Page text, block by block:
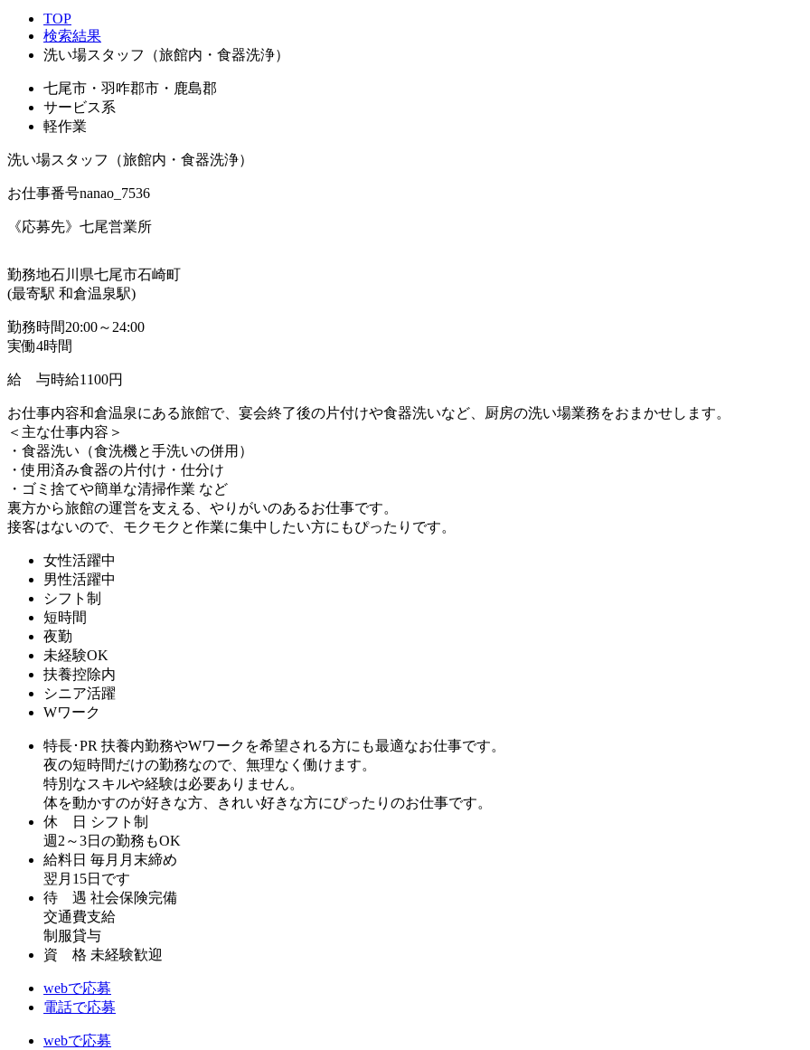
TOP
検索結果
洗い場スタッフ（旅館内・食器洗浄）
七尾市・羽咋郡市・鹿島郡
サービス系
軽作業
洗い場スタッフ（旅館内・食器洗浄）
お仕事番号nanao_7536
《応募先》七尾営業所
勤務地石川県七尾市石崎町
(最寄駅 和倉温泉駅)
勤務時間20:00～24:00
実働4時間
給 与時給1100円
お仕事内容和倉温泉にある旅館で、宴会終了後の片付けや食器洗いなど、厨房の洗い場業務をおまかせします。
＜主な仕事内容＞
・食器洗い（食洗機と手洗いの併用）
・使用済み食器の片付け・仕分け
・ゴミ捨てや簡単な清掃作業 など
裏方から旅館の運営を支える、やりがいのあるお仕事です。
接客はないので、モクモクと作業に集中したい方にもぴったりです。
女性活躍中
男性活躍中
シフト制
短時間
夜勤
未経験OK
扶養控除内
シニア活躍
Wワーク
特長･PR 扶養内勤務やWワークを希望される方にも最適なお仕事です。
夜の短時間だけの勤務なので、無理なく働けます。
特別なスキルや経験は必要ありません。
体を動かすのが好きな方、きれい好きな方にぴったりのお仕事です。
休 日 シフト制
週2～3日の勤務もOK
給料日 毎月月末締め
翌月15日です
待 遇 社会保険完備
交通費支給
制服貸与
資 格 未経験歓迎
webで応募
電話で応募
webで応募